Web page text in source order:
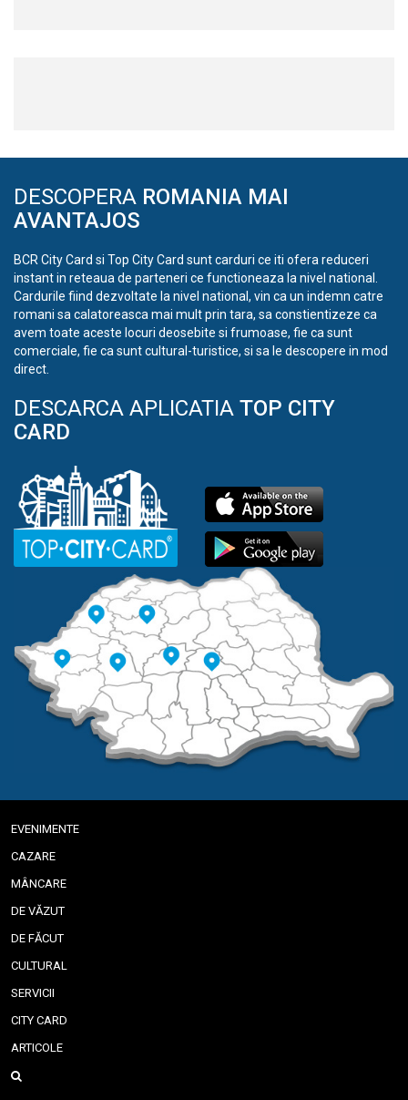
DESCOPERA ROMANIA MAI
AVANTAJOS
BCR City Card si Top City Card sunt carduri ce iti ofera reduceri
instant in reteaua de parteneri ce functioneaza la nivel national.
Cardurile fiind dezvoltate la nivel national, vin ca un indemn catre
romani sa calatoreasca mai mult prin tara, sa constientizeze ca
avem toate aceste locuri deosebite si frumoase, fie ca sunt
comerciale, fie ca sunt cultural-turistice, si sa le descopere in mod
direct.
DESCARCA APLICATIA TOP CITY
CARD
EVENIMENTE
CAZARE
MÂNCARE
DE VĂZUT
DE FĂCUT
CULTURAL
SERVICII
CITY CARD
ARTICOLE